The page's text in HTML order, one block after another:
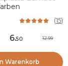
(15)
6.50 12.99
Warenkorb